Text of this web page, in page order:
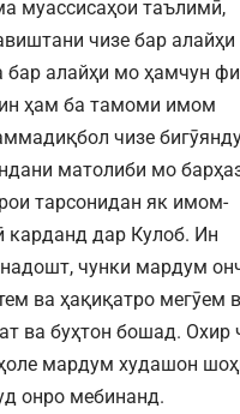
муассисаҳои таълимӣ,
чизе бар
бар алайҳи мо ҳамчун
ҳам ба тамоми имом
чизе
матолиби мо
тарсонидан як имом-
карданд дар Кулоб. Ин
чунки мардум
ва ҳақиқатро мегӯем
ва буҳтон бошад. Охир
мардум худашон
онро мебинанд.